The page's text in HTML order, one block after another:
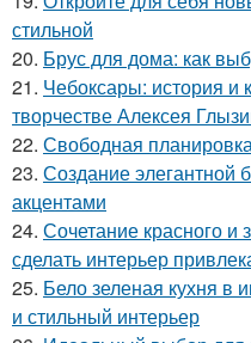
стильной
20. Брус для дома: как
21. Чебоксары: история и
творчестве Алексея
22. Свободная
23. Создание элегантной
акцентами
24. Сочетание красного и
сделать интерьер
25. Бело зеленая кухня в
и стильный интерьер